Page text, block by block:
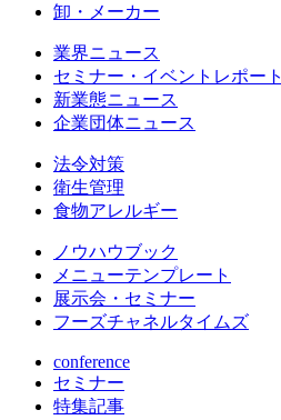
卸・メーカー
業界ニュース
セミナー・イベントレポート
新業態ニュース
企業団体ニュース
法令対策
衛生管理
食物アレルギー
ノウハウブック
メニューテンプレート
展示会・セミナー
フーズチャネルタイムズ
conference
セミナー
特集記事